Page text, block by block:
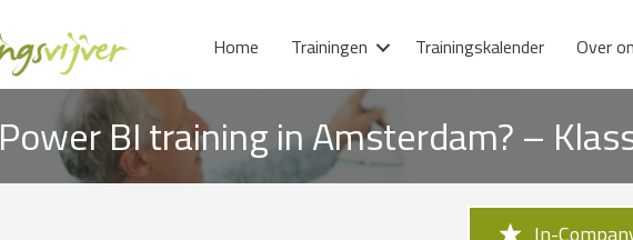
Home Trainingen Trainingskalender Over
Power BI training in Amsterdam? –
In-